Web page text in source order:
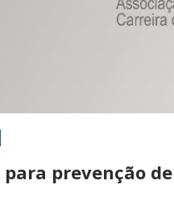
para prevenção